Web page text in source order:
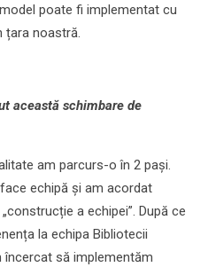
poate fi implementat cu
țara noastră.
această schimbare de
am parcurs-o în 2 pași.
echipă și am acordat
a echipei”. După ce
la echipa Bibliotecii
încercat să implementăm